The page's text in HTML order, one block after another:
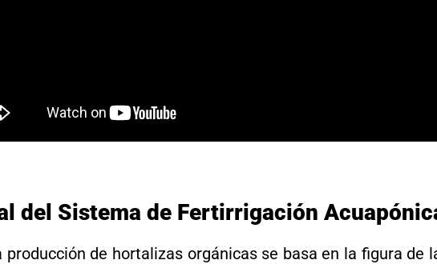
del Sistema de Fertirrigación
producción de hortalizas orgánicas se basa en la figura de